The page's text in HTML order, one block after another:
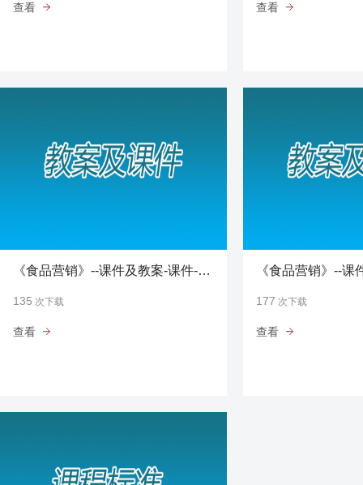
查看 查看
《食品营销》--课件及教案-课件-第3单元-运用食品消费者市场分析
135 次下载
查看
177 次下载
查看